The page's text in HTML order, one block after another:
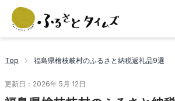
Top 福島県檜枝岐村のふるさと納税返礼品9選
更新日： 2026年 5月 12日